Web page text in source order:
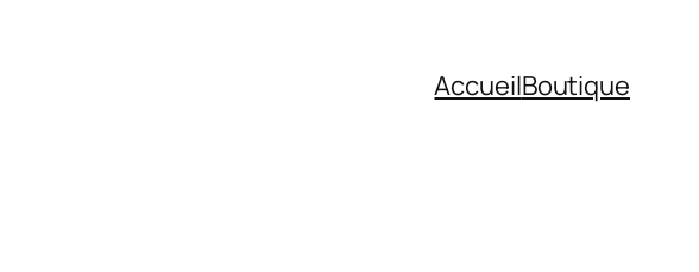
AccueilBoutique